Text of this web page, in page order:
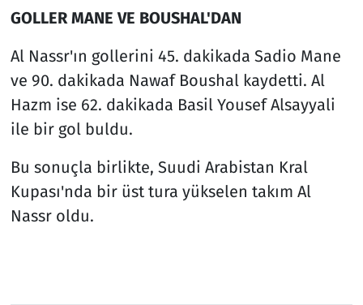
GOLLER MANE VE BOUSHAL'DAN
Al Nassr'ın gollerini 45. dakikada Sadio Mane
ve 90. dakikada Nawaf Boushal kaydetti. Al
Hazm ise 62. dakikada Basil Yousef Alsayyali
ile bir gol buldu.
Bu sonuçla birlikte, Suudi Arabistan Kral
Kupası'nda bir üst tura yükselen takım Al
Nassr oldu.
Teknoloji ve Bilim
Televizyon